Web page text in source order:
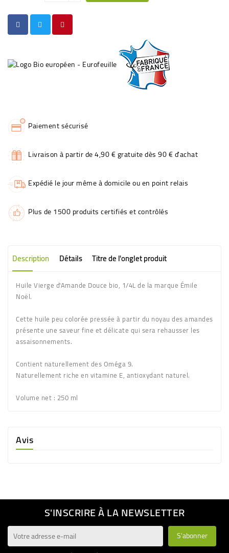
Paiement sécurisé
Livraison à partir de 4,90 € gratuite dès 90 € d'achat
Expédié le jour même à domicile ou en point relais
Plus de 1500 produits certifiés et contrôlés
Description Détails Titre de l'onglet produit
Huile Vierge d'Amande Douce bio, 1/4L de la marque Émile
Noël.
Cette huile peu colorée pressée à partir du noyau des amandes
présente une saveur fine et délicate qui sera rehausser les
assaisonnements.
Contient naturellement des Oméga 9.
Naturellement riche en vitamine E, antioxydant naturel.
Volume net : 250 ml
Avis
S'INSCRIRE À LA NEWSLETTER